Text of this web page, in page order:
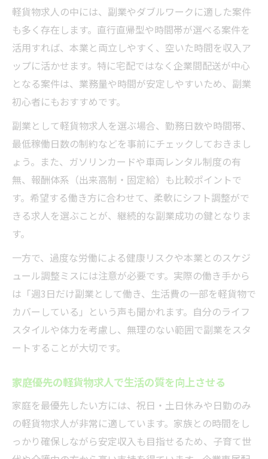
軽貨物求人の中には、副業やダブルワークに適した案件
も多く存在します。直行直帰型や時間帯が選べる案件を
活用すれば、本業と両立しやすく、空いた時間を収入ア
ップに活かせます。特に宅配ではなく企業間配送が中心
となる案件は、業務量や時間が安定しやすいため、副業
初心者にもおすすめです。
副業として軽貨物求人を選ぶ場合、勤務日数や時間帯、
最低稼働日数の制約などを事前にチェックしておきまし
ょう。また、ガソリンカードや車両レンタル制度の有
無、報酬体系（出来高制・固定給）も比較ポイントで
す。希望する働き方に合わせて、柔軟にシフト調整がで
きる求人を選ぶことが、継続的な副業成功の鍵となりま
す。
一方で、過度な労働による健康リスクや本業とのスケジ
ュール調整ミスには注意が必要です。実際の働き手から
は「週3日だけ副業として働き、生活費の一部を軽貨物で
カバーしている」という声も聞かれます。自分のライフ
スタイルや体力を考慮し、無理のない範囲で副業をスタ
ートすることが大切です。
家庭優先の軽貨物求人で生活の質を向上させる
家庭を最優先したい方には、祝日・土日休みや日勤のみ
の軽貨物求人が非常に適しています。家族との時間をし
っかり確保しながら安定収入も目指せるため、子育て世